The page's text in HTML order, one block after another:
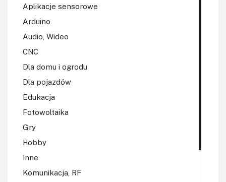
Aplikacje sensorowe
Arduino
Audio, Wideo
CNC
Dla domu i ogrodu
Dla pojazdów
Edukacja
Fotowoltaika
Gry
Hobby
Inne
Komunikacja, RF